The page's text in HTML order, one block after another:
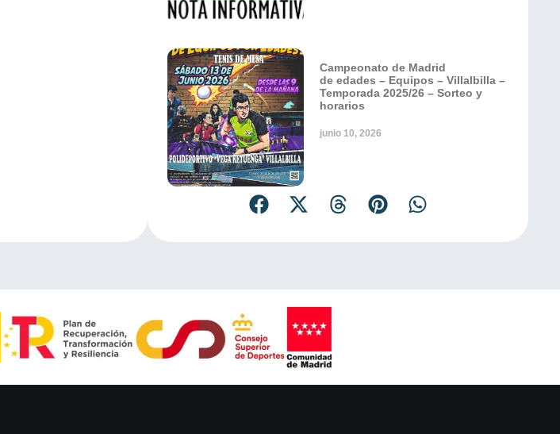
Campeonato de Madrid
de edades – Equipos – Villalbilla –
Temporada 2025/26 – Sorteo y
horarios
junio 10, 2026